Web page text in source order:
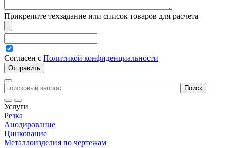
Прикрепите техзадание или список товаров для расчета
Согласен с Политикой конфиденциальности
Услуги
Резка
Анодирование
Цинкование
Металлоизделия по чертежам